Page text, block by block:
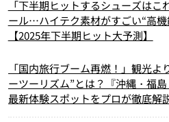
「下半期ヒットするシューズはこ
ール…ハイテク素材がすごい“高
【2025年下半期ヒット大予測】
「国内旅行ブーム再燃！」観光
ーツーリズム”とは？『沖縄・福
最新体験スポットをプロが徹底解